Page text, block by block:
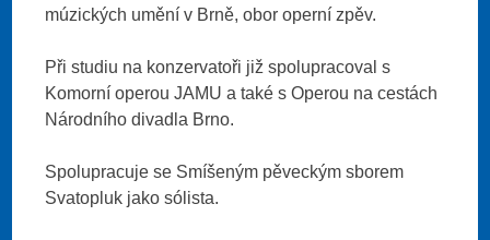
múzických umění v Brně, obor operní zpěv.
Při studiu na konzervatoři již spolupracoval s
Komorní operou JAMU a také s Operou na cestách
Národního divadla Brno.
Spolupracuje se Smíšeným pěveckým sborem
Svatopluk jako sólista.